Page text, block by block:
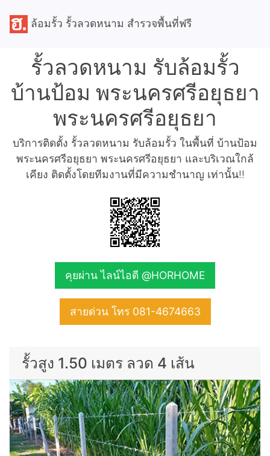
ล้อมรั้ว รั้วลวดหนาม สำรวจพื้นที่ฟรี
รั้วลวดหนาม รับล้อมรั้ว
บ้านป้อม พระนครศรีอยุธยา
พระนครศรีอยุธยา
บริการติดตั้ง รั้วลวดหนาม รับล้อมรั้ว ในพื้นที่ บ้านป้อม
พระนครศรีอยุธยา พระนครศรีอยุธยา และบริเวณใกล้
เคียง ติดตั้งโดยทีมงานที่มีความชำนาญ เท่านั้น!!
คุยผ่าน ไลน์ไอดี @HORHOME
สายด่วน โทร 081-4674663
รั้วสูง 1.50 เมตร ลวด 4 เส้น